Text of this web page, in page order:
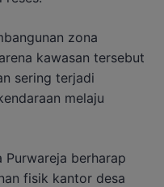
zona
kawasan tersebut
sering terjadi
melaju
Purwareja berharap
fisik kantor desa